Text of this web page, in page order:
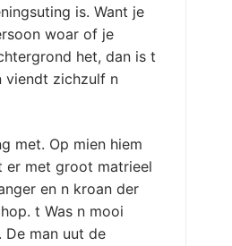
is. Want je
woar of je
het, dan is t
viendt zichzulf n
met. Op mien hiem
er met groot matrieel
en n kroan der
t Was n mooi
De man uut de